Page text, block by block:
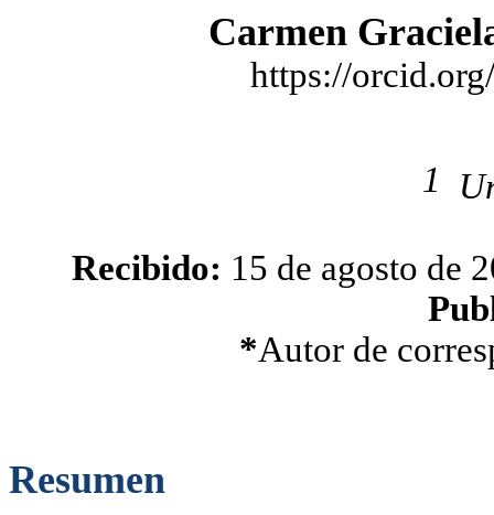
Carmen
https://
1
Recibido: 15 de agosto de
*Autor de
Resumen